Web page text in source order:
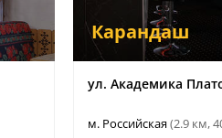
Карандаш
ул. Академика
м. Российская(2.9 км,